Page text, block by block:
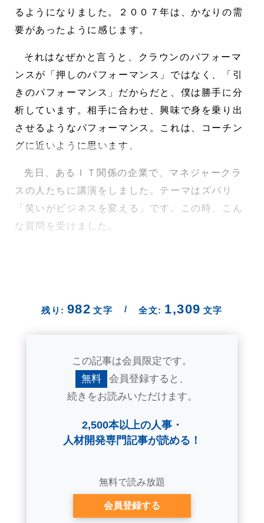
るようになりました。２００７年は、かなりの需
要があったように感じます。
それはなぜかと言うと、クラウンのパフォーマ
ンスが「押しのパフォーマンス」ではなく、「引
きのパフォーマンス」だからだと、僕は勝手に分
析しています。相手に合わせ、興味で身を乗り出
させるようなパフォーマンス。これは、コーチン
グに近いように思います。
先日、あるＩＴ関係の企業で、マネジャークラ
スの人たちに講演をしました。テーマはズバリ
「笑いがビジネスを変える」です。この時、こん
な質問を受けました。
残り: 982 文字 / 全文: 1,309 文字
この記事は会員限定です。
無料
会員登録すると、
続きをお読みいただけます。
2,500本以上の人事・
人材開発専門記事が読める！
無料で読み放題
会員登録する